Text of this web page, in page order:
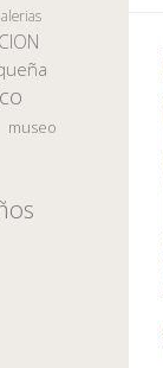
museo